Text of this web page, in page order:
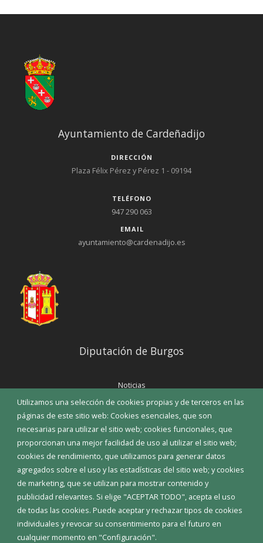
Utilizamos una selección de cookies propias y de terceros en las
páginas de este sitio web: Cookies esenciales, que son
necesarias para utilizar el sitio web; cookies funcionales, que
proporcionan una mejor facilidad de uso al utilizar el sitio web;
cookies de rendimiento, que utilizamos para generar datos
agregados sobre el uso y las estadísticas del sitio web; y cookies
de marketing, que se utilizan para mostrar contenido y
publicidad relevantes. Si elige "ACEPTAR TODO", acepta el uso
de todas las cookies. Puede aceptar y rechazar tipos de cookies
individuales y revocar su consentimiento para el futuro en
cualquier momento en "Configuración".
Ayuntamiento de Cardeñadijo
DIRECCIÓN
Plaza Félix Pérez y Pérez 1 - 09194
TELÉFONO
947 290 063
EMAIL
ayuntamiento@cardenadijo.es
Diputación de Burgos
Noticias
Eventos
Corporación Municipal
Teléfonos de interés
INICIAR SESIÓN
MAPA WEB